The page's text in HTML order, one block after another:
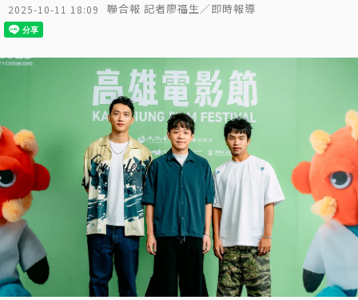
2025-10-11 18:09 聯合報 記者廖福生／即時報導